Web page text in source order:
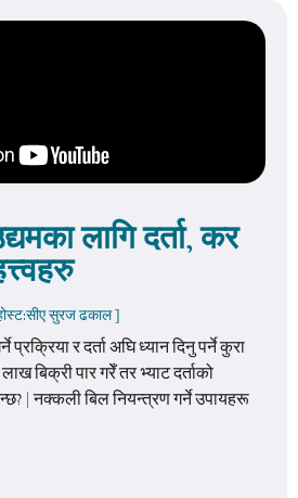
लागि दर्ता, कर
सीए सुरज ढकाल]
प्रक्रिया र दर्ता अघि ध्यान दिनु पर्ने कुरा
बिक्री पार गरेँ तर भ्याट दर्ताको
| नक्कली बिल नियन्त्रण गर्ने उपायहरू